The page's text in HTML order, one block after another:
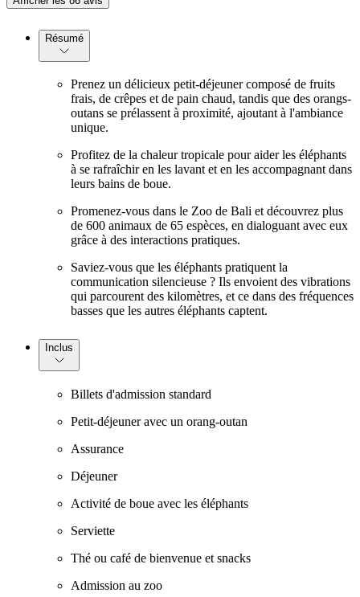
Résumé
Prenez un délicieux petit-déjeuner composé de fruits
frais, de crêpes et de pain chaud, tandis que des orangs-
outans se prélassent à proximité, ajoutant à l'ambiance
unique.
Profitez de la chaleur tropicale pour aider les éléphants
à se rafraîchir en les lavant et en les accompagnant dans
leurs bains de boue.
Promenez-vous dans le Zoo de Bali et découvrez plus
de 600 animaux de 65 espèces, en dialoguant avec eux
grâce à des interactions pratiques.
Saviez-vous que les éléphants pratiquent la
communication silencieuse ? Ils envoient des vibrations
qui parcourent des kilomètres, et ce dans des fréquences
basses que les autres éléphants captent.
Inclus
Billets d'admission standard
Petit-déjeuner avec un orang-outan
Assurance
Déjeuner
Activité de boue avec les éléphants
Serviette
Thé ou café de bienvenue et snacks
Admission au zoo